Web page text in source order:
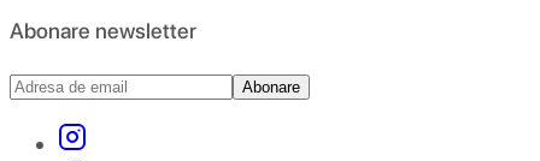
Abonare newsletter
Abonare